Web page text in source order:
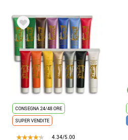
CONSEGNA 24/48 ORE
SUPER VENDITE
4.34/5.00